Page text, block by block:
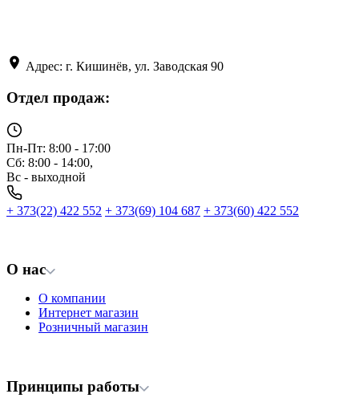
Адрес: г. Кишинёв, ул. Заводская 90
Отдел продаж:
Пн-Пт: 8:00 - 17:00
Сб: 8:00 - 14:00,
Вс - выходной
+ 373(22) 422 552 + 373(69) 104 687 + 373(60) 422 552
О нас
О компании
Интернет магазин
Розничный магазин
Принципы работы